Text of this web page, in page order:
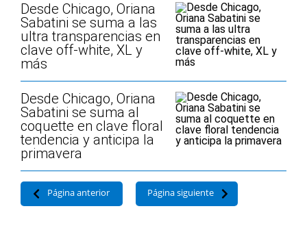
Desde Chicago, Oriana
Sabatini se suma a las
ultra transparencias en
clave off-white, XL y
más
Desde Chicago, Oriana
Sabatini se suma al
coquette en clave floral
tendencia y anticipa la
primavera
Página anterior Página siguiente